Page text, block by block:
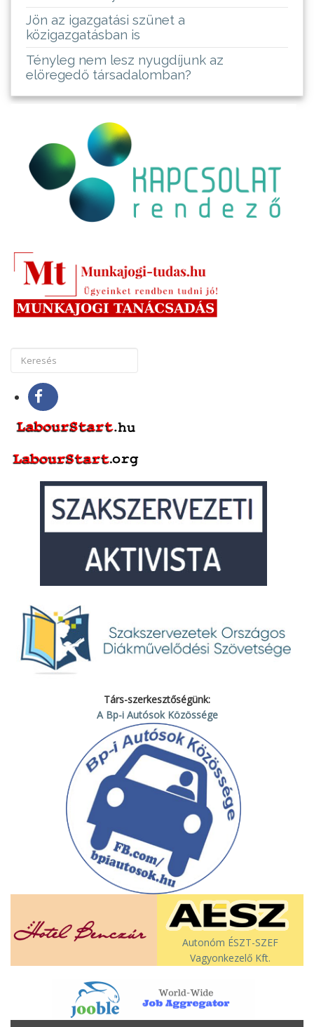
Jön az igazgatási szünet a
közigazgatásban is
Tényleg nem lesz nyugdíjunk az
elöregedő társadalomban?
Társ-szerkesztőségünk:
A Bp-i Autósok Közössége
Autonóm ÉSZT-SZEF
Vagyonkezelő Kft.